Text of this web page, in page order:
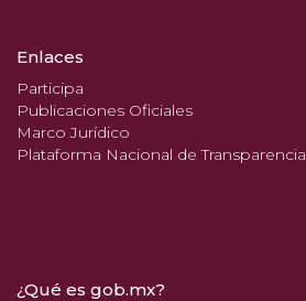
Enlaces
Participa
Publicaciones Oficiales
Marco Jurídico
Plataforma Nacional de Transparencia
¿Qué es gob.mx?